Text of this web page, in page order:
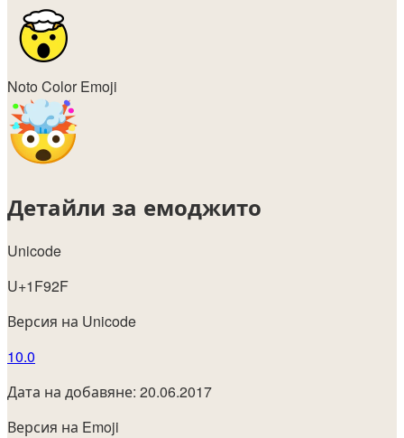
Noto Color Emoji
Детайли за емоджито
Unicode
U+1F92F
Версия на Unicode
10.0
Дата на добавяне: 20.06.2017
Версия на Emoji